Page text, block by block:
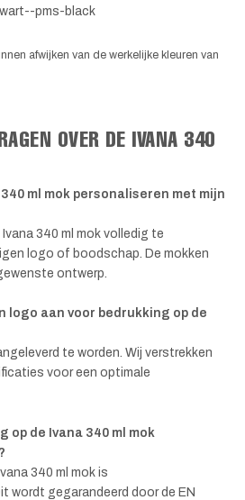
pms-black
afwijken van de werkelijke kleuren van
OVER DE IVANA 340
ml mok personaliseren met mijn
340 ml mok volledig te
logo of boodschap. De mokken
ontwerp.
logo aan voor bedrukking op de
te worden. Wij verstrekken
voor een optimale
op de Ivana 340 ml mok
340 ml mok is
wordt gegarandeerd door de EN